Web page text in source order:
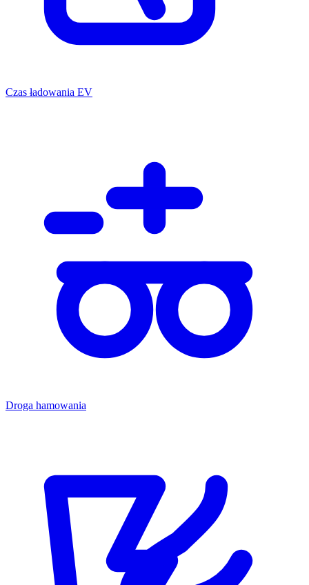
Czas ładowania EV
Droga hamowania